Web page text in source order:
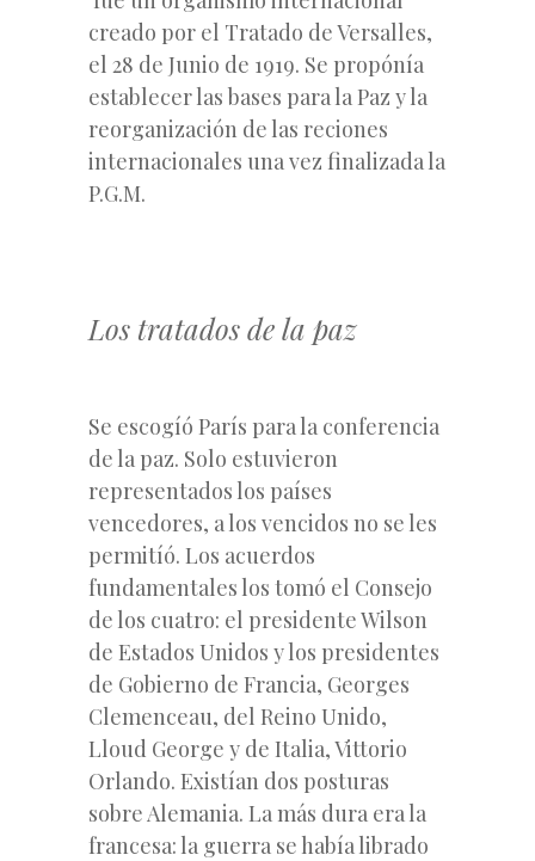
creado por el Tratado de Versalles,
el 28 de Junio de 1919. Se propónía
establecer las bases para la Paz y la
reorganización de las reciones
internacionales una vez finalizada la
P.G.M.
Los tratados de la paz
Se escogíó París para la conferencia
de la paz. Solo estuvieron
representados los países
vencedores, a los vencidos no se les
permitíó. Los acuerdos
fundamentales los tomó el Consejo
de los cuatro: el presidente Wilson
de Estados Unidos y los presidentes
de Gobierno de Francia, Georges
Clemenceau, del Reino Unido,
Lloud George y de Italia, Vittorio
Orlando. Existían dos posturas
sobre Alemania. La más dura era la
francesa: la guerra se había librado